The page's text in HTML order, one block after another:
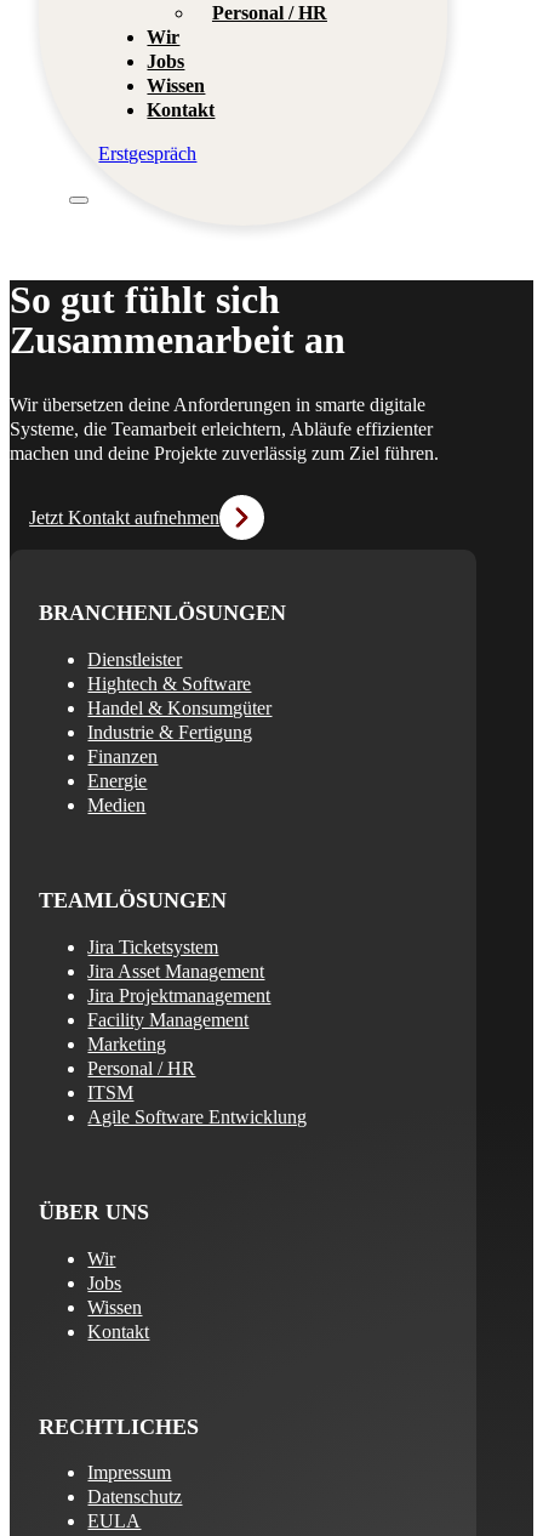
Personal / HR
Wir
Jobs
Wissen
Kontakt
Erstgespräch
So gut fühlt sich
Zusammenarbeit an
Wir übersetzen deine Anforderungen in smarte digitale
Systeme, die Teamarbeit erleichtern, Abläufe effizienter
machen und deine Projekte zuverlässig zum Ziel führen.
Jetzt Kontakt aufnehmen
BRANCHENLÖSUNGEN
Dienstleister
Hightech & Software
Handel & Konsumgüter
Industrie & Fertigung
Finanzen
Energie
Medien
TEAMLÖSUNGEN
Jira Ticketsystem
Jira Asset Management
Jira Projektmanagement
Facility Management
Marketing
Personal / HR
ITSM
Agile Software Entwicklung
ÜBER UNS
Wir
Jobs
Wissen
Kontakt
RECHTLICHES
Impressum
Datenschutz
EULA